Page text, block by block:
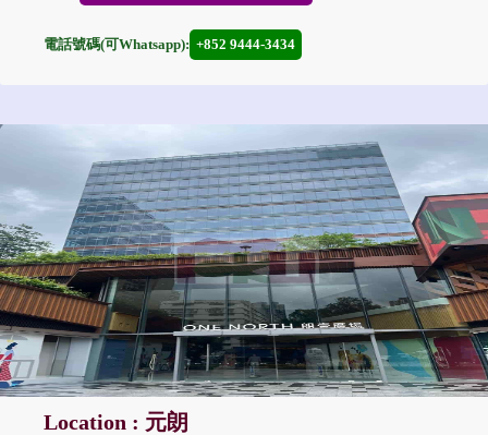
電話號碼(可Whatsapp): +852 9444-3434
Location : 元朗